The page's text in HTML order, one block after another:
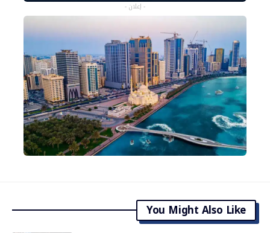
- إعلان -
You Might Also Like